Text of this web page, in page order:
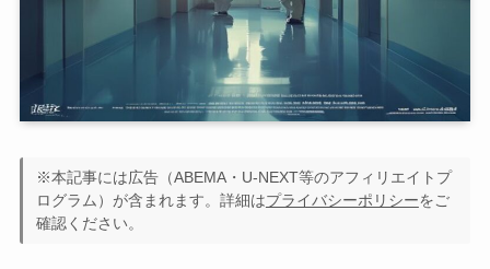
※本記事には広告（ABEMA・U-NEXT等のアフィリエイトプ
ログラム）が含まれます。詳細はプライバシーポリシーをご
確認ください。